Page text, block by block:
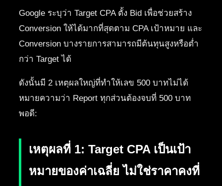
Google ระบุว่า Target CPA ตั้ง Bid เพื่อช่วยสร้าง
Conversion ให้ได้มากที่สุดตาม CPA เป้าหมาย และ
Conversion บางรายการสามารถมีต้นทุนสูงหรือต่ำ
กว่า Target ได้
ดังนั้นมี 2 เหตุผลใหญ่ที่ทำให้เลข 500 บาทไม่ได้
หมายความว่า Report ทุกส่วนต้องจบที่ 500 บาท
พอดี:
เหตุผลที่ 1: Target CPA เป็นเป้า
หมายของค่าเฉลี่ย ไม่ใช่ราคาคงที่